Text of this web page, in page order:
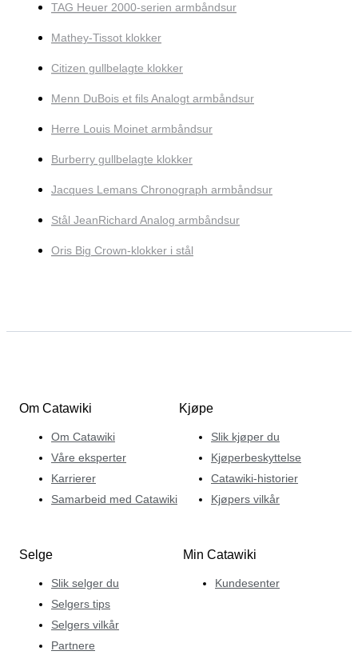
TAG Heuer 2000-serien armbåndsur
Mathey-Tissot klokker
Citizen gullbelagte klokker
Menn DuBois et fils Analogt armbåndsur
Herre Louis Moinet armbåndsur
Burberry gullbelagte klokker
Jacques Lemans Chronograph armbåndsur
Stål JeanRichard Analog armbåndsur
Oris Big Crown-klokker i stål
Om Catawiki
Om Catawiki
Våre eksperter
Karrierer
Samarbeid med Catawiki
Kjøpe
Slik kjøper du
Kjøperbeskyttelse
Catawiki-historier
Kjøpers vilkår
Selge
Slik selger du
Selgers tips
Selgers vilkår
Partnere
Min Catawiki
Kundesenter